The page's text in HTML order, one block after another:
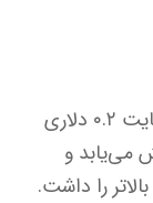
در صورتی که دوج کوین موفق به حفظ حمایت ۰.۲ دلاری
می‌یابد و
را داشت.